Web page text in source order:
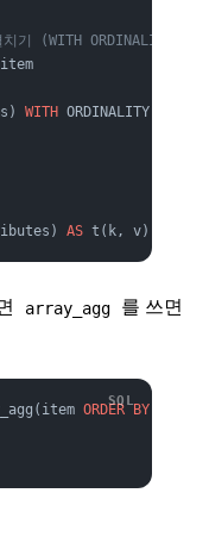
기 (WITH ORDINALITY)
WITH ORDINALITY
AS t(k, v);
array_agg
를 쓰면
ORDER BY